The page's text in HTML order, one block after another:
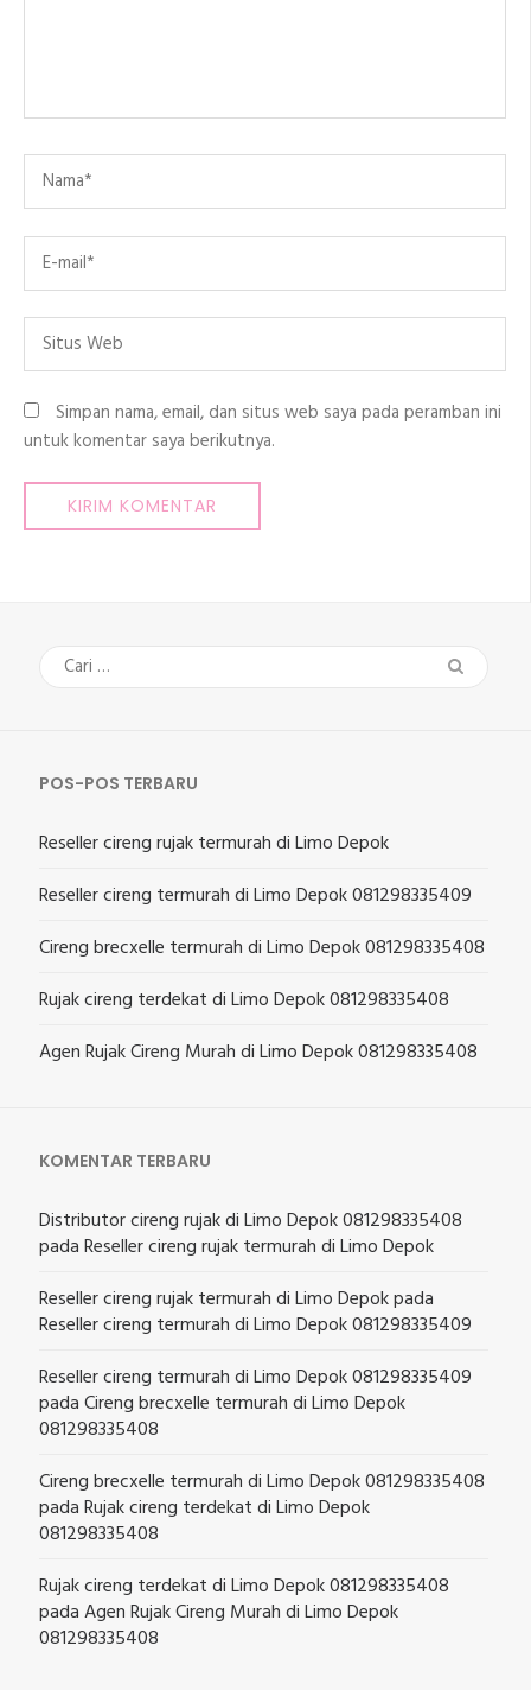
Name
Email
Situs
Web
Simpan nama, email, dan situs web saya pada peramban ini
untuk komentar saya berikutnya.
Cari
untuk:
POS-POS TERBARU
Reseller cireng rujak termurah di Limo Depok
Reseller cireng termurah di Limo Depok 081298335409
Cireng brecxelle termurah di Limo Depok 081298335408
Rujak cireng terdekat di Limo Depok 081298335408
Agen Rujak Cireng Murah di Limo Depok 081298335408
KOMENTAR TERBARU
Distributor cireng rujak di Limo Depok 081298335408
padaReseller cireng rujak termurah di Limo Depok
Reseller cireng rujak termurah di Limo Depokpada
Reseller cireng termurah di Limo Depok 081298335409
Reseller cireng termurah di Limo Depok 081298335409
padaCireng brecxelle termurah di Limo Depok
081298335408
Cireng brecxelle termurah di Limo Depok 081298335408
padaRujak cireng terdekat di Limo Depok
081298335408
Rujak cireng terdekat di Limo Depok 081298335408
padaAgen Rujak Cireng Murah di Limo Depok
081298335408